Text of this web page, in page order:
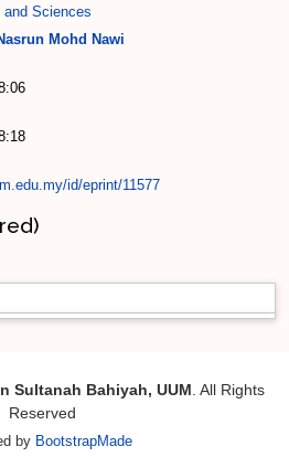
Sciences
Mohd Nawi
id/eprint/11577
Sultanah Bahiyah, UUM . All Rights
Reserved
by BootstrapMade